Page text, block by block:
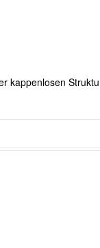
kappenlosen